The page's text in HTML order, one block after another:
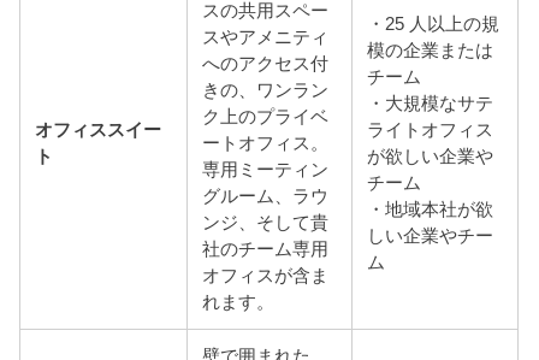
オフィススイー
ト
スの共用スペー
スやアメニティ
へのアクセス付
きの、ワンラン
ク上のプライベ
ートオフィス。
専用ミーティン
グルーム、ラウ
ンジ、そして貴
社のチーム専用
オフィスが含ま
れます。
・25 人以上の規
模の企業または
チーム
・大規模なサテ
ライトオフィス
が欲しい企業や
チーム
・地域本社が欲
しい企業やチー
ム